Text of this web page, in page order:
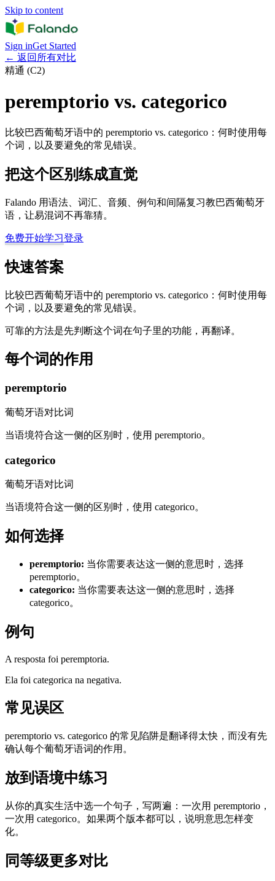
Skip to content
Sign inGet Started
← 返回所有对比
精通 (C2)
peremptorio vs. categorico
比较巴西葡萄牙语中的 peremptorio vs. categorico：何时使用每
个词，以及要避免的常见错误。
把这个区别练成直觉
Falando 用语法、词汇、音频、例句和间隔复习教巴西葡萄牙
语，让易混词不再靠猜。
免费开始学习登录
快速答案
比较巴西葡萄牙语中的 peremptorio vs. categorico：何时使用每
个词，以及要避免的常见错误。
可靠的方法是先判断这个词在句子里的功能，再翻译。
每个词的作用
peremptorio
葡萄牙语对比词
当语境符合这一侧的区别时，使用 peremptorio。
categorico
葡萄牙语对比词
当语境符合这一侧的区别时，使用 categorico。
如何选择
peremptorio: 当你需要表达这一侧的意思时，选择
peremptorio。
categorico: 当你需要表达这一侧的意思时，选择
categorico。
例句
A resposta foi peremptoria.
Ela foi categorica na negativa.
常见误区
peremptorio vs. categorico 的常见陷阱是翻译得太快，而没有先
确认每个葡萄牙语词的作用。
放到语境中练习
从你的真实生活中选一个句子，写两遍：一次用 peremptorio，
一次用 categorico。如果两个版本都可以，说明意思怎样变
化。
同等级更多对比